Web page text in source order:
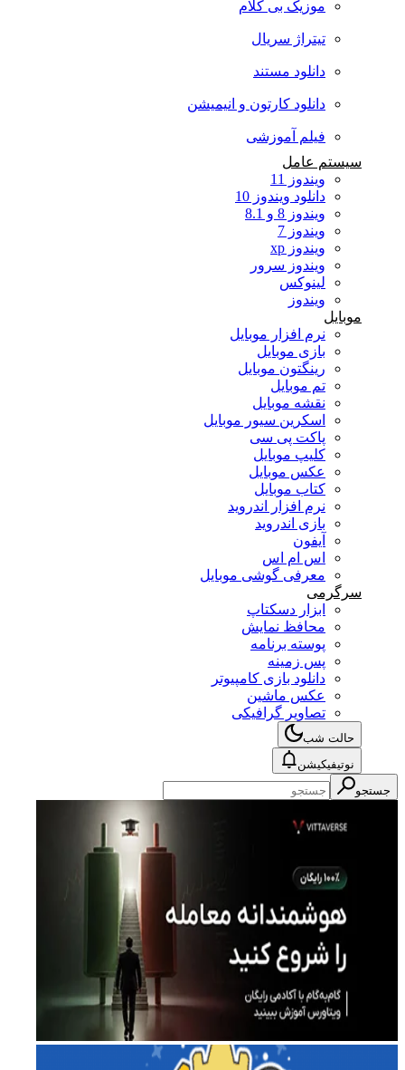
موزیک بی کلام
تیتراژ سریال
دانلود مستند
دانلود کارتون و انیمیشن
فیلم آموزشی
سیستم عامل
ویندوز 11
دانلود ویندوز 10
ویندوز 8 و 8.1
ویندوز 7
ویندوز xp
ویندوز سرور
لینوکس
ویندوز
موبایل
نرم افزار موبایل
بازی موبایل
رینگتون موبایل
تم موبایل
نقشه موبایل
اسکرین سیور موبایل
پاکت پی سی
کلیپ موبایل
عکس موبایل
کتاب موبایل
نرم افزار اندروید
بازی اندروید
آیفون
اس ام اس
معرفی گوشی موبایل
سرگرمی
ابزار دسکتاپ
محافظ نمایش
پوسته برنامه
پس زمینه
دانلود بازی کامپیوتر
عکس ماشین
تصاویر گرافیکی
حالت شب
نوتیفیکیشن
جستجو